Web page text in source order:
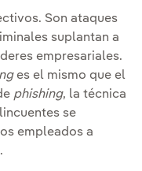
Son ataques
suplantan a
empresariales.
es el mismo que el
phishing, la técnica
se
empleados a